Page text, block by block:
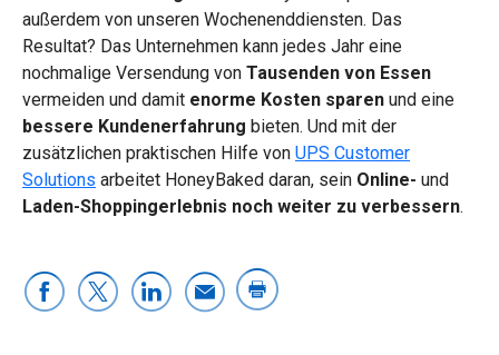
außerdem von unseren Wochenenddiensten. Das
Resultat? Das Unternehmen kann jedes Jahr eine
nochmalige Versendung von Tausenden von Essen
vermeiden und damit enorme Kosten sparen und eine
bessere Kundenerfahrung bieten. Und mit der
zusätzlichen praktischen Hilfe von UPS Customer
Solutions arbeitet HoneyBaked daran, sein Online- und
Laden-Shoppingerlebnis noch weiter zu verbessern.